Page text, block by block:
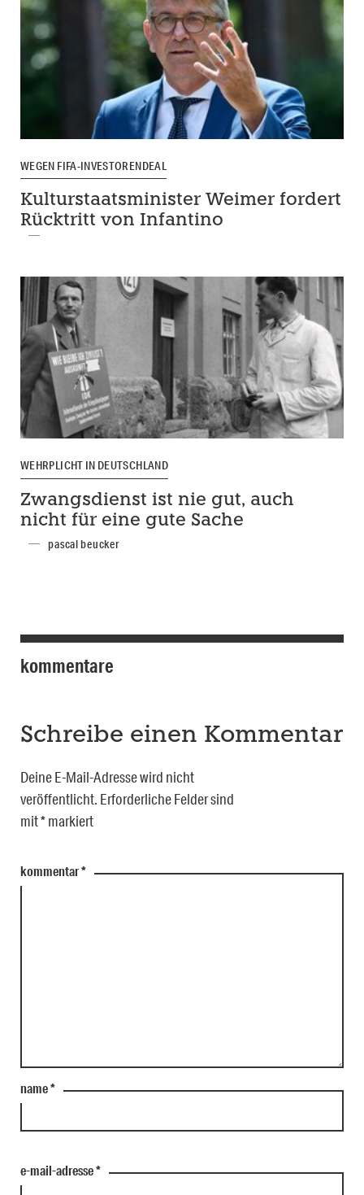
WEGEN FIFA-INVESTORENDEAL
Kulturstaatsminister Weimer fordert
Rücktritt von Infantino
WEHRPLICHT IN DEUTSCHLAND
Zwangsdienst ist nie gut, auch
nicht für eine gute Sache
pascal beucker
kommentare
Schreibe einen Kommentar
Deine E-Mail-Adresse wird nicht
veröffentlicht. Erforderliche Felder sind
mit*markiert
kommentar*
name*
e-mail-adresse*